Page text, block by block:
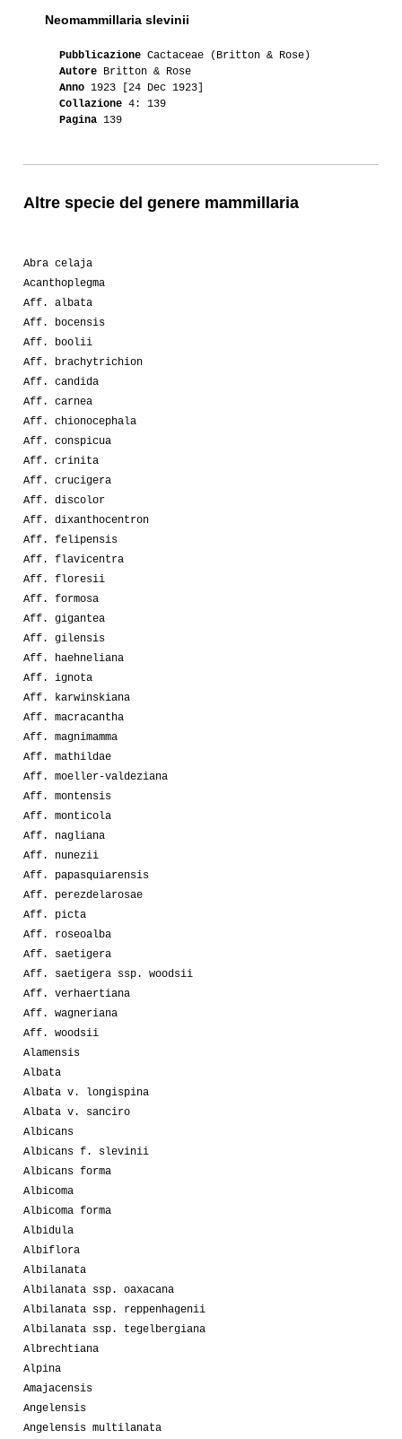
Neomammillaria slevinii
Pubblicazione Cactaceae (Britton & Rose)
Autore Britton & Rose
Anno 1923 [24 Dec 1923]
Collazione 4: 139
Pagina 139
Altre specie del genere mammillaria
Abra celaja
Acanthoplegma
Aff. albata
Aff. bocensis
Aff. boolii
Aff. brachytrichion
Aff. candida
Aff. carnea
Aff. chionocephala
Aff. conspicua
Aff. crinita
Aff. crucigera
Aff. discolor
Aff. dixanthocentron
Aff. felipensis
Aff. flavicentra
Aff. floresii
Aff. formosa
Aff. gigantea
Aff. gilensis
Aff. haehneliana
Aff. ignota
Aff. karwinskiana
Aff. macracantha
Aff. magnimamma
Aff. mathildae
Aff. moeller-valdeziana
Aff. montensis
Aff. monticola
Aff. nagliana
Aff. nunezii
Aff. papasquiarensis
Aff. perezdelarosae
Aff. picta
Aff. roseoalba
Aff. saetigera
Aff. saetigera ssp. woodsii
Aff. verhaertiana
Aff. wagneriana
Aff. woodsii
Alamensis
Albata
Albata v. longispina
Albata v. sanciro
Albicans
Albicans f. slevinii
Albicans forma
Albicoma
Albicoma forma
Albidula
Albiflora
Albilanata
Albilanata ssp. oaxacana
Albilanata ssp. reppenhagenii
Albilanata ssp. tegelbergiana
Albrechtiana
Alpina
Amajacensis
Angelensis
Angelensis multilanata